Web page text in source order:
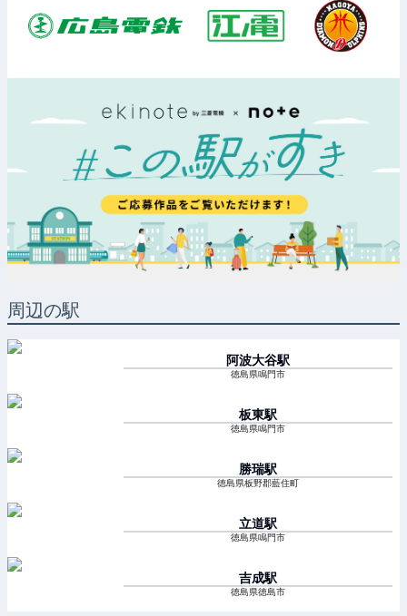
周辺の駅
阿波大谷駅
徳島県鳴門市
板東駅
徳島県鳴門市
勝瑞駅
徳島県板野郡藍住町
立道駅
徳島県鳴門市
吉成駅
徳島県徳島市